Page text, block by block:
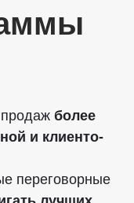
продаж более
и клиенто-
переговорные